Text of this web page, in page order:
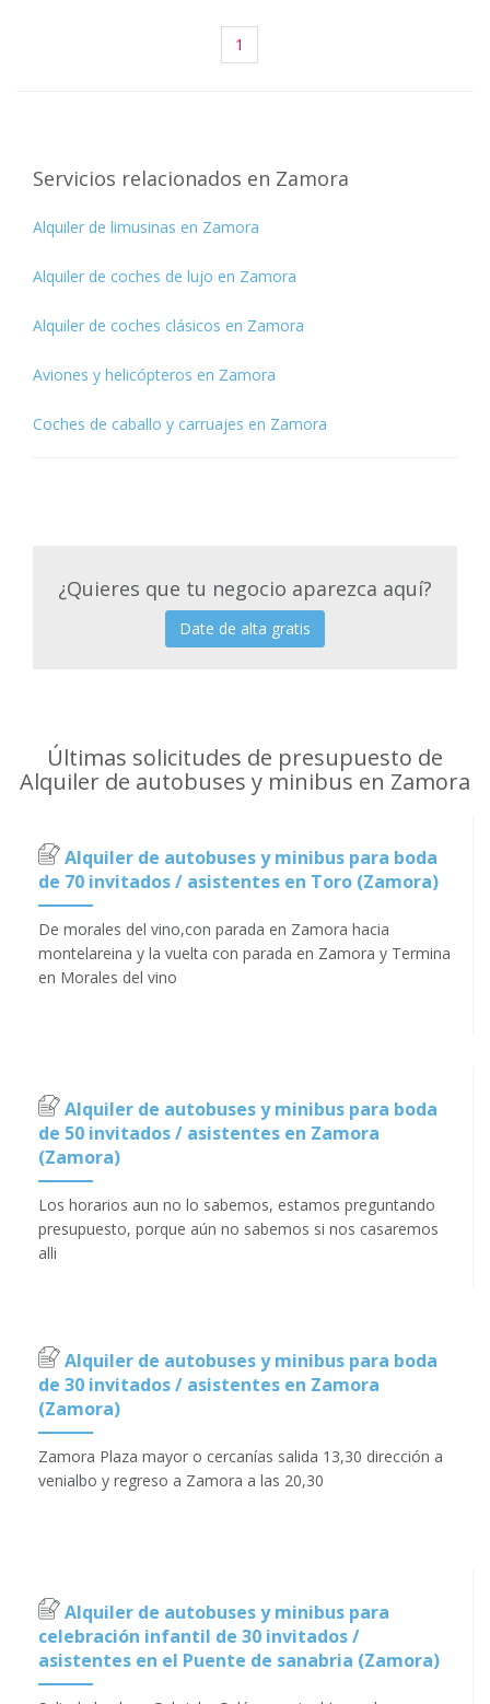
1
Servicios relacionados en Zamora
Alquiler de limusinas en Zamora
Alquiler de coches de lujo en Zamora
Alquiler de coches clásicos en Zamora
Aviones y helicópteros en Zamora
Coches de caballo y carruajes en Zamora
¿Quieres que tu negocio aparezca aquí?
Date de alta gratis
Últimas solicitudes de presupuesto de
Alquiler de autobuses y minibus en Zamora
Alquiler de autobuses y minibus para boda
de 70 invitados / asistentes en Toro (Zamora)
De morales del vino,con parada en Zamora hacia
montelareina y la vuelta con parada en Zamora y Termina
en Morales del vino
Alquiler de autobuses y minibus para boda
de 50 invitados / asistentes en Zamora
(Zamora)
Los horarios aun no lo sabemos, estamos preguntando
presupuesto, porque aún no sabemos si nos casaremos
alli
Alquiler de autobuses y minibus para boda
de 30 invitados / asistentes en Zamora
(Zamora)
Zamora Plaza mayor o cercanías salida 13,30 dirección a
venialbo y regreso a Zamora a las 20,30
Alquiler de autobuses y minibus para
celebración infantil de 30 invitados /
asistentes en el Puente de sanabria (Zamora)